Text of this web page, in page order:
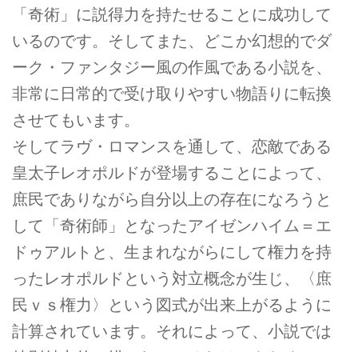
「奇術」に説得力を持たせることに成功して
いるのです。そしてまた、どこか幻想的でダ
ーク・ファンタジー風の作風である小説を、
非常に日常的で受け取りやすい物語りに転換
させてもいます。
そしてラヴ・ロマンスを通して、恋敵である
皇太子レオポルドが登場することによって、
庶民でありながら自分以上の存在になろうと
して「奇術師」となったアイゼンハイム＝エ
ドゥアルトと、生まれながらにして権力を持
ったレオポルドという対立概念が生じ、〈庶
民ｖｓ権力〉という図式が出来上がるように
計算されています。それによって、小説では